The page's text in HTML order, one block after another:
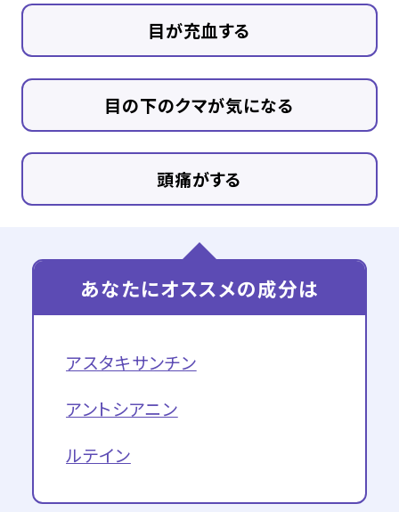
目が充血する
目の下のクマが気になる
頭痛がする
あなたにオススメの成分は
アスタキサンチン
アントシアニン
ルテイン